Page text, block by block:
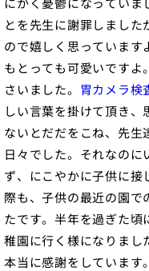
とを先生に謝罪しまし
ので嬉しく思っていま
もとっても可愛いです
さいました。 胃カメラ検
しい言葉を掛けて頂き
ないとだだをこね、先
日々でした。それなの
ず、にこやかに子供に
際も、子供の最近の園で
たです。半年を過ぎた
稚園に行く様になりまし
本当に感謝をしています